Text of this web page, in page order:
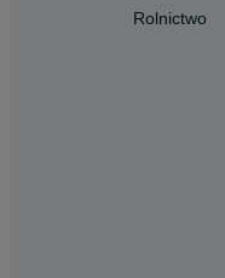
Rolnictwo